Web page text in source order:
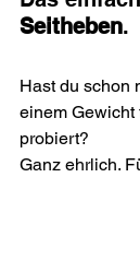
Seitheben.
Hast du schon
einem Gewicht
probiert?
Ganz ehrlich.